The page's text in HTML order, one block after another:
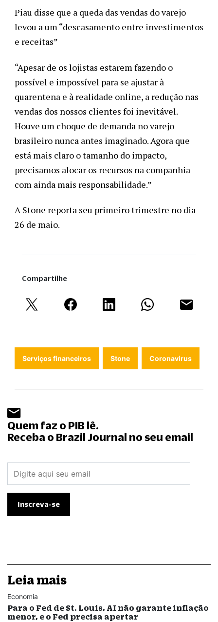
Piau disse que a queda das vendas do varejo
levou a um “descasamento entre investimentos
e receitas”
“Apesar de os lojistas estarem fazendo o
possível e impossível para se ajustar à
quarentena e à realidade online, a redução nas
vendas dos nossos clientes foi inevitável.
Houve um choque de demanda no varejo
brasileiro nunca antes imaginado. Agora que
está mais claro o tamanho do impacto,
precisamos alocar os recursos na companhia
com ainda mais responsabilidade.”
A Stone reporta seu primeiro trimestre no dia
26 de maio.
Compartilhe
Serviços financeiros Stone Coronavirus
Quem faz o PIB lê.
Receba o Brazil Journal no seu email
Leia mais
Economia
Para o Fed de St. Louis, AI não garante inflação
menor, e o Fed precisa apertar